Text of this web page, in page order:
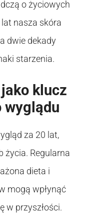
o życiowych
nasza skóra
dwie dekady
starzenia.
klucz
wyglądu
za 20 lat,
życia. Regularna
dieta i
mogą wpłynąć
w przyszłości.